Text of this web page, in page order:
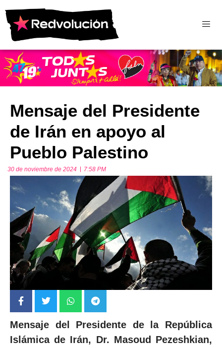
Mensaje del Presidente
de Irán en apoyo al
Pueblo Palestino
30 de noviembre de 2024 7:58 PM
Mensaje del Presidente de la República
Islámica de Irán, Dr. Masoud Pezeshkian,